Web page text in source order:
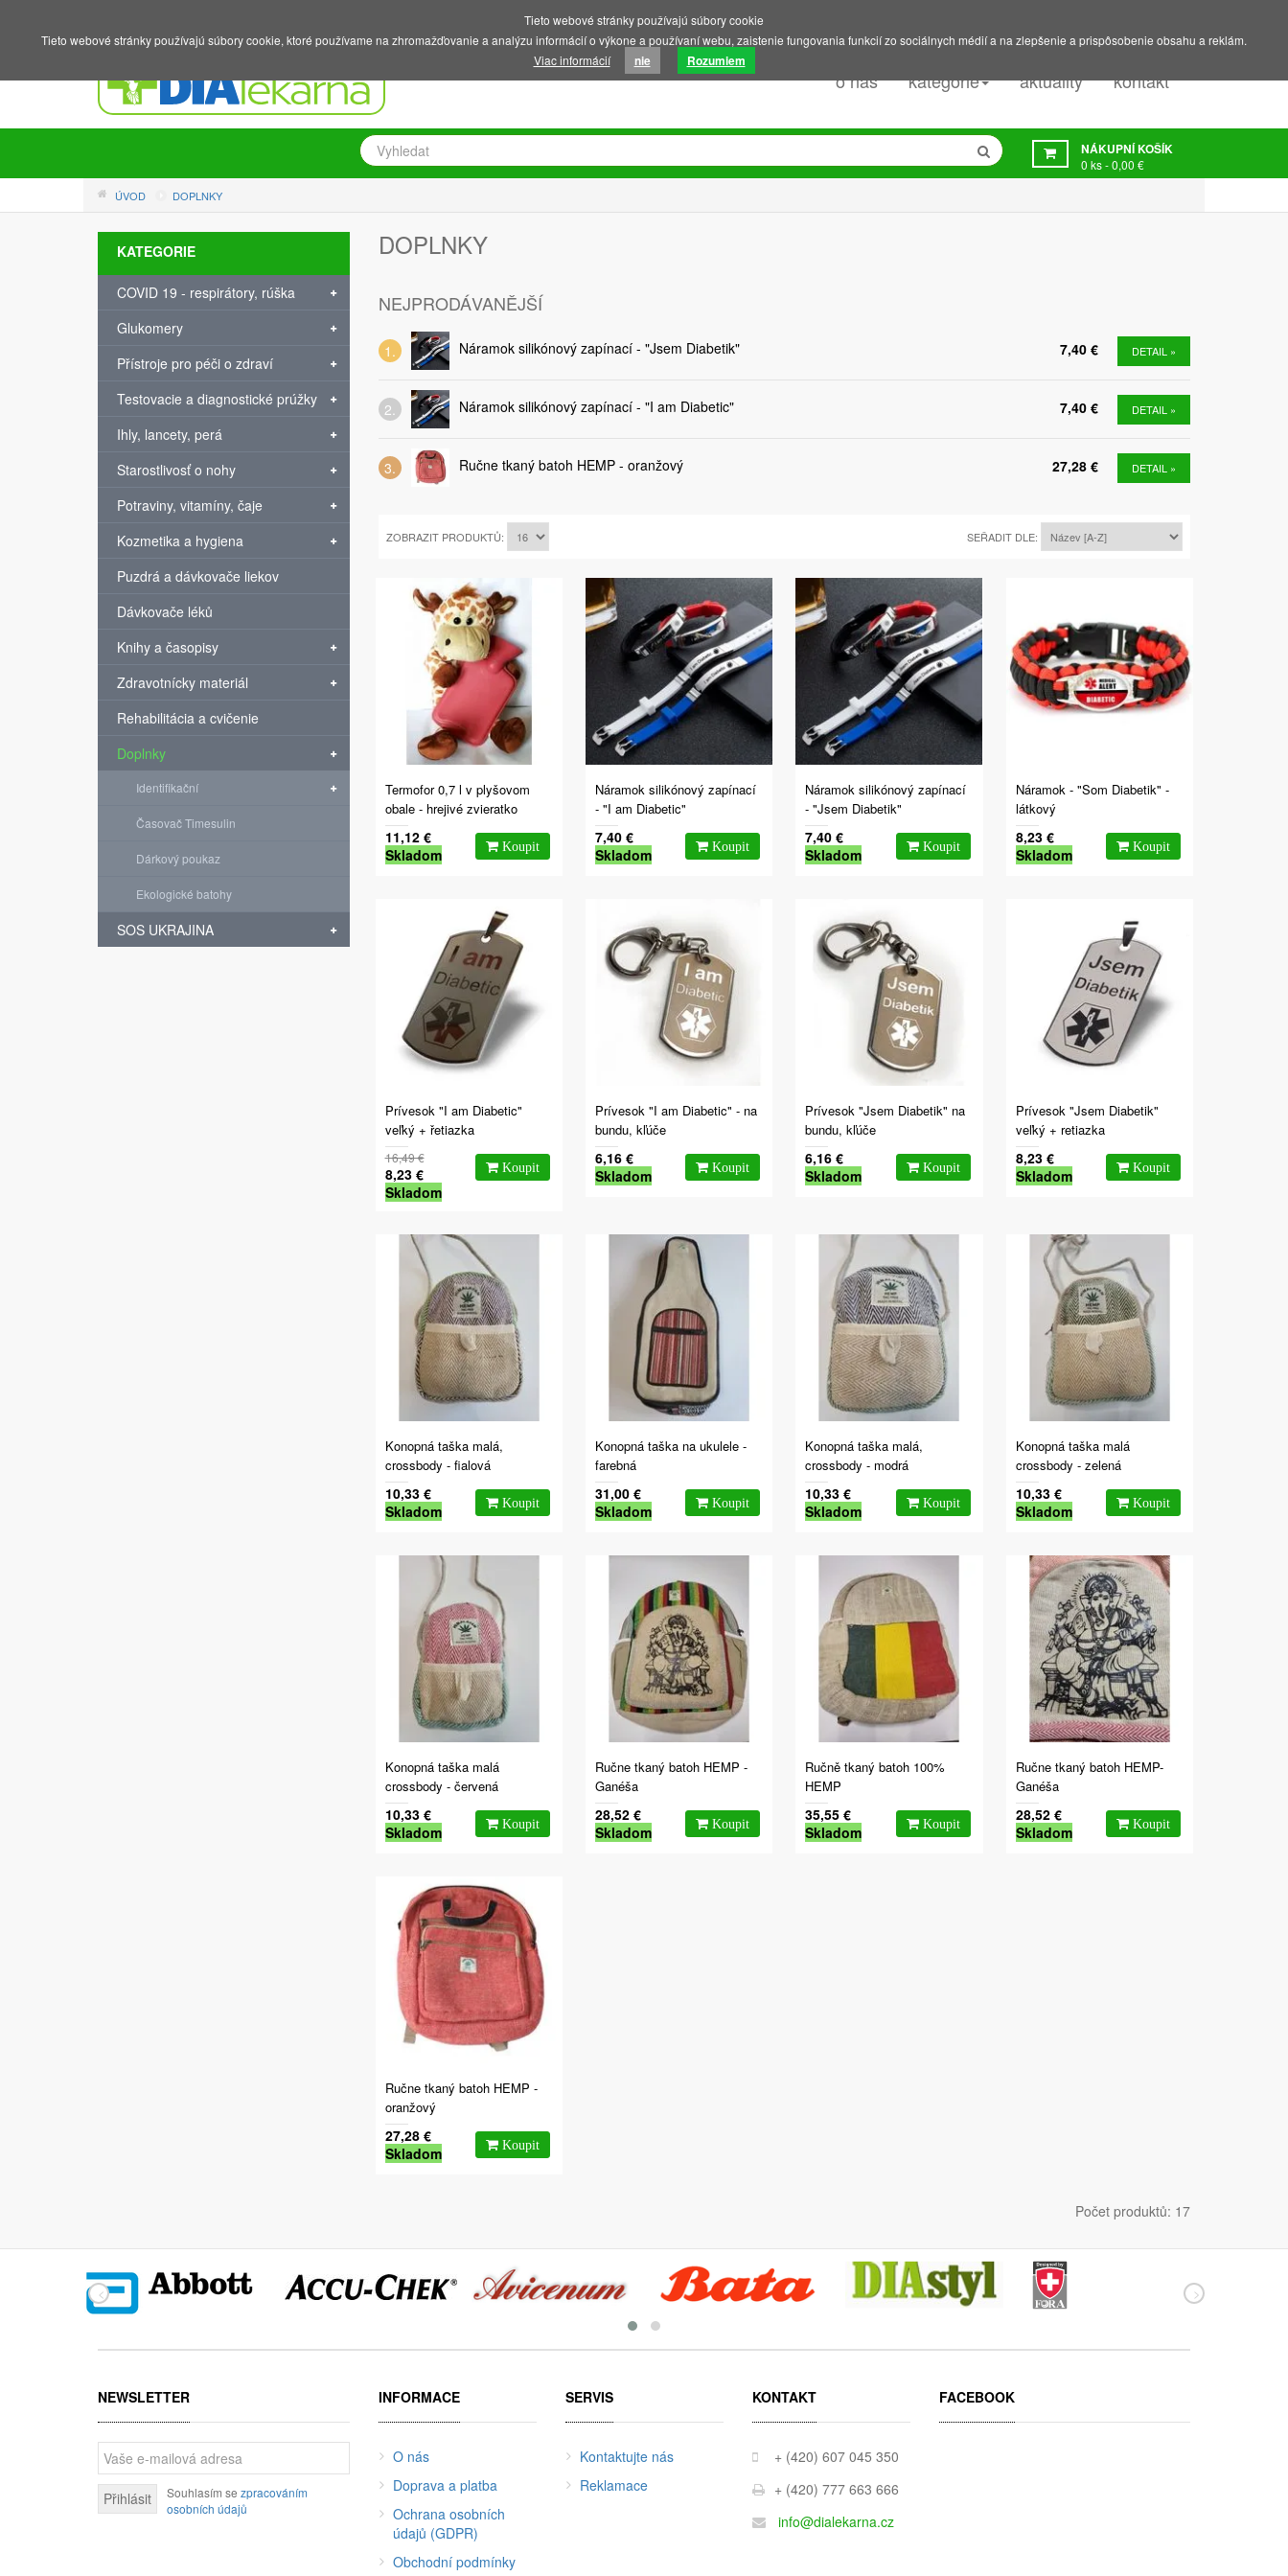
o nás kategorie aktuality kontakt
NÁKUPNÍ KOŠÍK
0 ks -0,00 €
ÚVOD DOPLNKY
DOPLNKY
NEJPRODÁVANĚJŠÍ
Náramok silikónový zapínací - "Jsem Diabetik" 7,40 € DETAIL »
Náramok silikónový zapínací - "I am Diabetic" 7,40 € DETAIL »
Ručne tkaný batoh HEMP - oranžový 27,28 € DETAIL »
SEŘADIT DLE:
ZOBRAZIT PRODUKTŮ:
Termofor 0,7 l v plyšovom
obale - hrejivé zvieratko
11,12 €
Skladom
Náramok silikónový zapínací
- "I am Diabetic"
7,40 €
Skladom
Náramok silikónový zapínací
- "Jsem Diabetik"
7,40 €
Skladom
Náramok - "Som Diabetik" -
látkový
8,23 €
Skladom
Prívesok "I am Diabetic"
veľký + řetiazka
16,49 €
8,23 €
Skladom
Prívesok "I am Diabetic" - na
bundu, kľúče
6,16 €
Skladom
Prívesok "Jsem Diabetik" na
bundu, kľúče
6,16 €
Skladom
Prívesok "Jsem Diabetik"
veľký + retiazka
8,23 €
Skladom
Konopná taška malá,
crossbody - fialová
10,33 €
Skladom
Konopná taška na ukulele -
farebná
31,00 €
Skladom
Konopná taška malá,
crossbody - modrá
10,33 €
Skladom
Konopná taška malá
crossbody - zelená
10,33 €
Skladom
Konopná taška malá
crossbody - červená
10,33 €
Skladom
Ručne tkaný batoh HEMP -
Ganéša
28,52 €
Skladom
Ručně tkaný batoh 100%
HEMP
35,55 €
Skladom
Ručne tkaný batoh HEMP-
Ganéša
28,52 €
Skladom
Ručne tkaný batoh HEMP -
oranžový
27,28 €
Skladom
Počet produktů: 17
KATEGORIE
COVID 19 - respirátory, rúška
Glukomery
Přístroje pro péči o zdraví
Testovacie a diagnostické prúžky
Ihly, lancety, perá
Starostlivosť o nohy
Potraviny, vitamíny, čaje
Kozmetika a hygiena
Puzdrá a dávkovače liekov
Dávkovače léků
Knihy a časopisy
Zdravotnícky materiál
Rehabilitácia a cvičenie
Doplnky
Identifikační
Časovač Timesulin
Dárkový poukaz
Ekologické batohy
SOS UKRAJINA
NEWSLETTER
Přihlásit Souhlasím se zpracováním
osobních údajů
INFORMACE
O nás
Doprava a platba
Ochrana osobních
údajů (GDPR)
Obchodní podmínky
SERVIS
Kontaktujte nás
Reklamace
KONTAKT
+ (420) 607 045 350
+ (420) 777 663 666
info@dialekarna.cz
FACEBOOK
Tieto webové stránky používajú súbory cookie
Tieto webové stránky používajú súbory cookie, ktoré používame na zhromažďovanie a analýzu informácií o výkone a používaní webu, zaistenie fungovania funkcií zo sociálnych médií a na zlepšenie a prispôsobenie obsahu a reklám.
Viac informácií
nie Rozumiem